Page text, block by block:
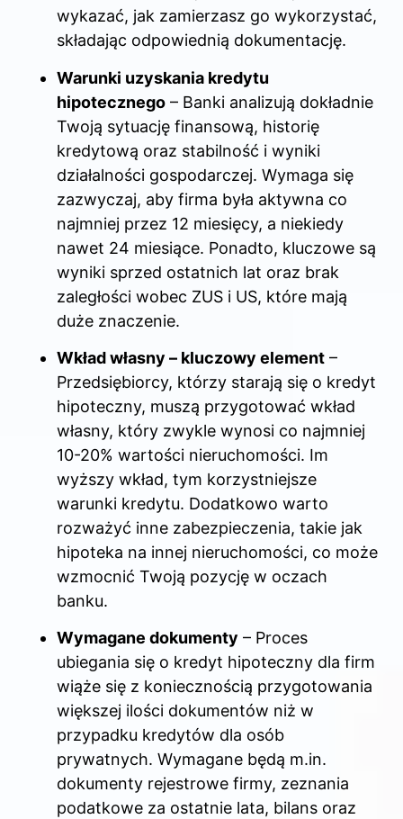
wykazać, jak zamierzasz go wykorzystać,
składając odpowiednią dokumentację.
Warunki uzyskania kredytu
hipotecznego – Banki analizują dokładnie
Twoją sytuację finansową, historię
kredytową oraz stabilność i wyniki
działalności gospodarczej. Wymaga się
zazwyczaj, aby firma była aktywna co
najmniej przez 12 miesięcy, a niekiedy
nawet 24 miesiące. Ponadto, kluczowe są
wyniki sprzed ostatnich lat oraz brak
zaległości wobec ZUS i US, które mają
duże znaczenie.
Wkład własny – kluczowy element –
Przedsiębiorcy, którzy starają się o kredyt
hipoteczny, muszą przygotować wkład
własny, który zwykle wynosi co najmniej
10-20% wartości nieruchomości. Im
wyższy wkład, tym korzystniejsze
warunki kredytu. Dodatkowo warto
rozważyć inne zabezpieczenia, takie jak
hipoteka na innej nieruchomości, co może
wzmocnić Twoją pozycję w oczach
banku.
Wymagane dokumenty – Proces
ubiegania się o kredyt hipoteczny dla firm
wiąże się z koniecznością przygotowania
większej ilości dokumentów niż w
przypadku kredytów dla osób
prywatnych. Wymagane będą m.in.
dokumenty rejestrowe firmy, zeznania
podatkowe za ostatnie lata, bilans oraz